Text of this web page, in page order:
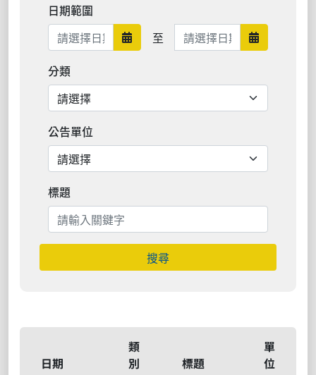
日期範圍
日期範圍開始
至 日期範圍結束 日期範圍
分類
公告單位
標題
搜尋
日期
類
別
標題
單
位